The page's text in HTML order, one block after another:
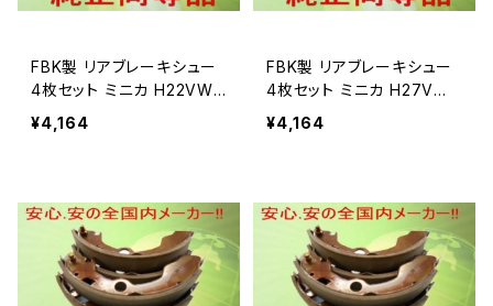
FBK製 リアブレーキシュー
4枚セット ミニカ H22VW
用 T6707
¥4,164
FBK製 リアブレーキシュー
4枚セット ミニカ H27VW
用 T6707
¥4,164